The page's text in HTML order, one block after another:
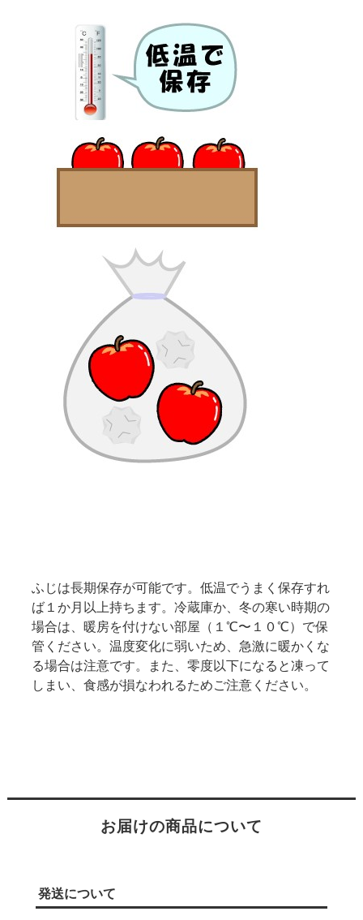
ふじは長期保存が可能です。低温でうまく保存すれ
ば１か月以上持ちます。冷蔵庫か、冬の寒い時期の
場合は、暖房を付けない部屋（１℃〜１０℃）で保
管ください。温度変化に弱いため、急激に暖かくな
る場合は注意です。また、零度以下になると凍って
しまい、食感が損なわれるためご注意ください。
お届けの商品について
発送について